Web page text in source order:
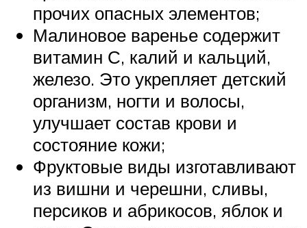
прочих опасных элементов;
Малиновое варенье содержит
витамин С, калий и кальций,
железо. Это укрепляет детский
организм, ногти и волосы,
улучшает состав крови и
состояние кожи;
Фруктовые виды изготавливают
из вишни и черешни, сливы,
персиков и абрикосов, яблок и